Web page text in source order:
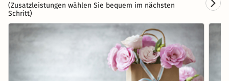
(Zusatzleistungen wählen Sie bequem im nächsten
Schritt)